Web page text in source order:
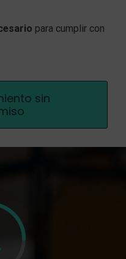
para cumplir con
sin